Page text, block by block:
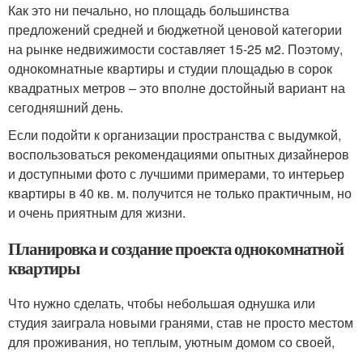
Как это ни печально, но площадь большинства
предложений средней и бюджетной ценовой категории
на рынке недвижимости составляет 15-25 м2. Поэтому,
однокомнатные квартиры и студии площадью в сорок
квадратных метров – это вполне достойный вариант на
сегодняшний день.
Если подойти к организации пространства с выдумкой,
воспользоваться рекомендациями опытных дизайнеров
и доступными фото с лучшими примерами, то интерьер
квартиры в 40 кв. м. получится не только практичным, но
и очень приятным для жизни.
Планировка и создание проекта однокомнатной
квартиры
Что нужно сделать, чтобы небольшая однушка или
студия заиграла новыми гранями, став не просто местом
для проживания, но теплым, уютным домом со своей,